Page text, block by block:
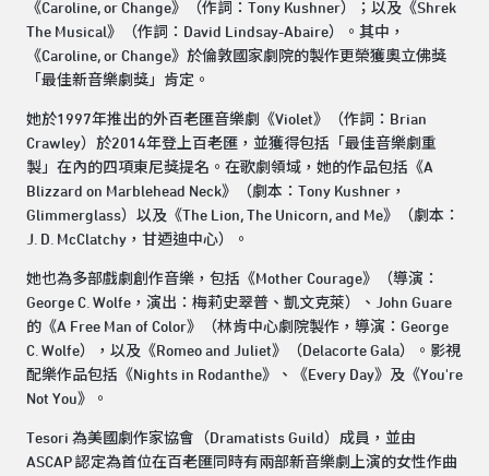
《Caroline, or Change》（作詞：Tony Kushner）；以及《Shrek
The Musical》（作詞：David Lindsay-Abaire）。其中，
《Caroline, or Change》於倫敦國家劇院的製作更榮獲奧立佛獎
「最佳新音樂劇獎」肯定。
她於1997年推出的外百老匯音樂劇《Violet》（作詞：Brian
Crawley）於2014年登上百老匯，並獲得包括「最佳音樂劇重
製」在內的四項東尼獎提名。在歌劇領域，她的作品包括《A
Blizzard on Marblehead Neck》（劇本：Tony Kushner，
Glimmerglass）以及《The Lion, The Unicorn, and Me》（劇本：
J. D. McClatchy，甘迺迪中心）。
她也為多部戲劇創作音樂，包括《Mother Courage》（導演：
George C. Wolfe，演出：梅莉史翠普、凱文克萊）、John Guare
的《A Free Man of Color》（林肯中心劇院製作，導演：George
C. Wolfe），以及《Romeo and Juliet》（Delacorte Gala）。影視
配樂作品包括《Nights in Rodanthe》、《Every Day》及《You're
Not You》。
Tesori 為美國劇作家協會（Dramatists Guild）成員，並由
ASCAP 認定為首位在百老匯同時有兩部新音樂劇上演的女性作曲